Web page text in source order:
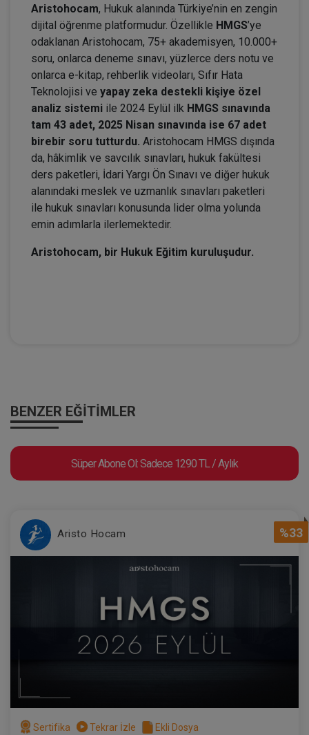
Aristohocam, Hukuk alanında Türkiye’nin en zengin
dijital öğrenme platformudur. Özellikle HMGS’ye
odaklanan Aristohocam, 75+ akademisyen, 10.000+
soru, onlarca deneme sınavı, yüzlerce ders notu ve
onlarca e-kitap, rehberlik videoları, Sıfır Hata
Teknolojisi ve yapay zeka destekli kişiye özel
analiz sistemi ile 2024 Eylül ilk HMGS sınavında
tam 43 adet, 2025 Nisan sınavında ise 67 adet
birebir soru tutturdu. Aristohocam HMGS dışında
da, hâkimlik ve savcılık sınavları, hukuk fakültesi
ders paketleri, İdari Yargı Ön Sınavı ve diğer hukuk
alanındaki meslek ve uzmanlık sınavları paketleri
ile hukuk sınavları konusunda lider olma yolunda
emin adımlarla ilerlemektedir.
Aristohocam, bir Hukuk Eğitim kuruluşudur.
BENZER EĞITIMLER
Süper Abone Ol: Sadece 1290 TL / Aylık
%33
Aristo Hocam
Sertifika Tekrar İzle Ekli Dosya